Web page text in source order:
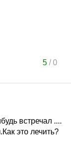
5/0
встречал ....
это лечить?